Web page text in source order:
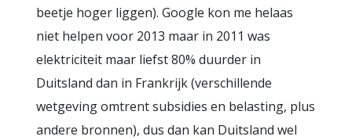
beetje hoger liggen). Google kon me helaas
niet helpen voor 2013 maar in 2011 was
elektriciteit maar liefst 80% duurder in
Duitsland dan in Frankrijk (verschillende
wetgeving omtrent subsidies en belasting, plus
andere bronnen), dus dan kan Duitsland wel